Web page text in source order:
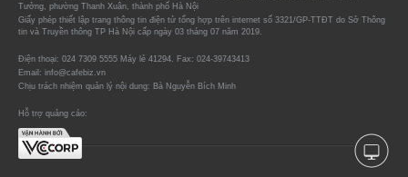
Tưởng, phường Thanh Xuân, thành phố Hà Nội
Giấy phép thiết lập trang thông tin điện tử tổng hợp trên internet số 3321/GP-TTĐT do Sở Thông
tin và Truyền thông TP Hà Nội cấp ngày 03 tháng 07 năm 2019.
Điện thoại: 024 7309 5555 Máy lẻ 41294. Fax: 024-39743413
Email: info@cafebiz.vn
Chịu trách nhiệm quản lý nội dung: Bà Nguyễn Bích Minh
Hỗ trợ quảng cáo: